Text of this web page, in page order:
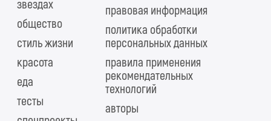
звездах
общество
стиль жизни
красота
еда
тесты
правовая информация
политика обработки
персональных данных
правила применения
рекомендательных
технологий
авторы